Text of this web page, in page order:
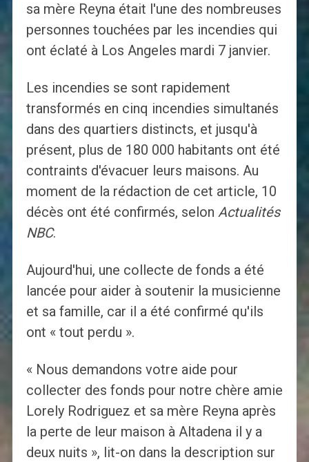
sa mère Reyna était l'une des nombreuses
personnes touchées par les incendies qui
ont éclaté à Los Angeles mardi 7 janvier.
Les incendies se sont rapidement
transformés en cinq incendies simultanés
dans des quartiers distincts, et jusqu'à
présent, plus de 180 000 habitants ont été
contraints d'évacuer leurs maisons. Au
moment de la rédaction de cet article, 10
décès ont été confirmés, selon Actualités
NBC.
Aujourd'hui, une collecte de fonds a été
lancée pour aider à soutenir la musicienne
et sa famille, car il a été confirmé qu'ils
ont « tout perdu ».
« Nous demandons votre aide pour
collecter des fonds pour notre chère amie
Lorely Rodriguez et sa mère Reyna après
la perte de leur maison à Altadena il y a
deux nuits », lit-on dans la description sur